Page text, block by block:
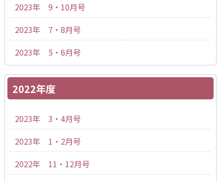
2023年 9・10月号
2023年 7・8月号
2023年 5・6月号
2022年度
2023年 3・4月号
2023年 1・2月号
2022年 11・12月号